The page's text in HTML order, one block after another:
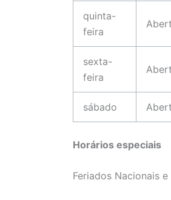
quinta-
feira
sexta-
feira
sábado
Horários especiais
Feriados Nacionais